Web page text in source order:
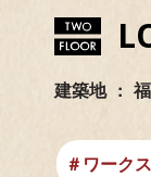
建築地
＃ワーク